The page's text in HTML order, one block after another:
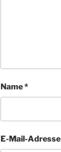
Name*
E-Mail-Adresse